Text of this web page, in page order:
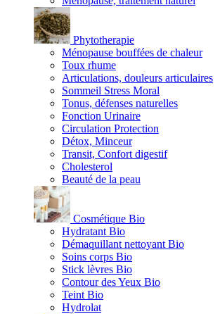
Phytotherapie
Ménopause bouffées de chaleur
Toux rhume
Articulations, douleurs articulaires
Sommeil Stress Moral
Tonus, défenses naturelles
Fonction Urinaire
Circulation Protection
Détox, Minceur
Transit, Confort digestif
Cholesterol
Beauté de la peau
Cosmétique Bio
Hydratant Bio
Démaquillant nettoyant Bio
Soins corps Bio
Stick lèvres Bio
Contour des Yeux Bio
Teint Bio
Hydrolat